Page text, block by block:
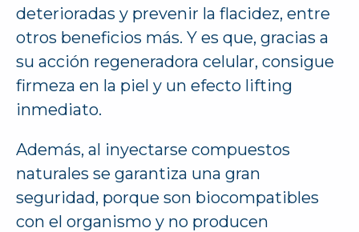
deterioradas y prevenir la flacidez, entre
otros beneficios más. Y es que, gracias a
su acción regeneradora celular, consigue
firmeza en la piel y un efecto lifting
inmediato.
Además, al inyectarse compuestos
naturales se garantiza una gran
seguridad, porque son biocompatibles
con el organismo y no producen